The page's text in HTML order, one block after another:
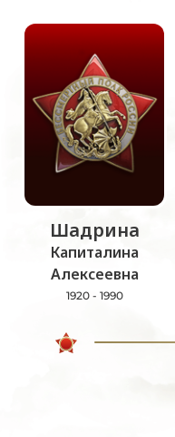
Шадрина
Капиталина
Алексеевна
1920 - 1990